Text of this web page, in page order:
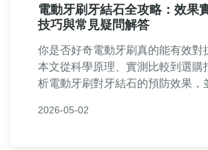
電動牙刷牙結石全攻略：效果
技巧與常見疑問解答
你是否好奇電動牙刷真的能有效對
本文從科學原理、實測比較到選購
析電動牙刷對牙結石的預防效果，
2026-05-02